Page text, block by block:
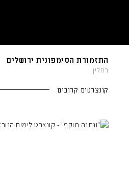
התזמורת הסימפונית ירושלים
רחלין
קונצרטים קרובים